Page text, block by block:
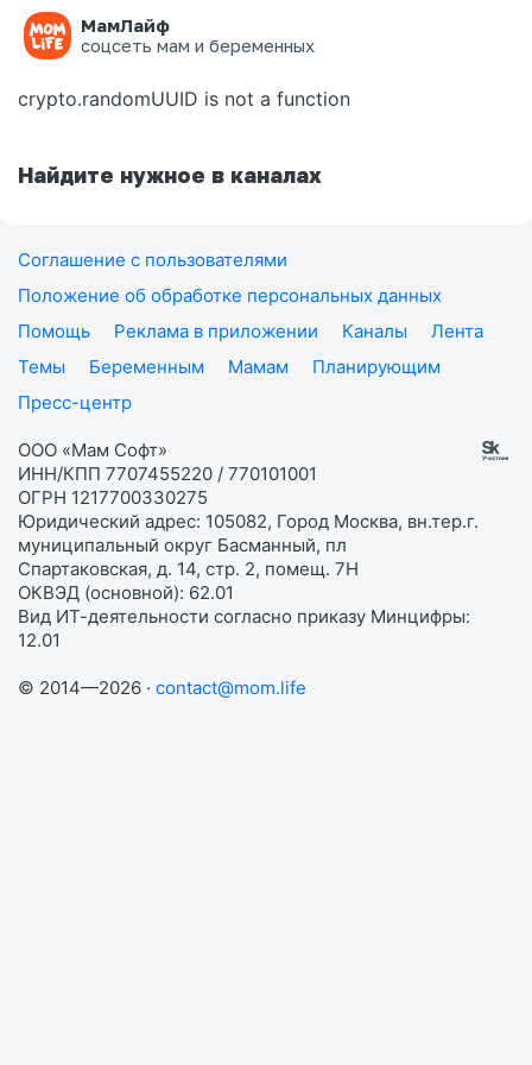
МамЛайф
соцсеть мам и беременных
Ошибка на странице
crypto.randomUUID is not a function
Найдите нужное в каналах
Соглашение с пользователями
Положение об обработке персональных данных
Помощь
Реклама в приложении Каналы
Лента
Темы
Беременным Мамам
Планирующим
Пресс-центр
ООО «Мам Софт»
ИНН/КПП 7707455220 / 770101001
ОГРН 1217700330275
Юридический адрес: 105082, Город Москва, вн.тер.г.
муниципальный округ Басманный, пл
Спартаковская, д. 14, стр. 2, помещ. 7Н
ОКВЭД (основной): 62.01
Вид ИТ-деятельности согласно приказу Минцифры:
12.01
© 2014—2026 · contact@mom.life